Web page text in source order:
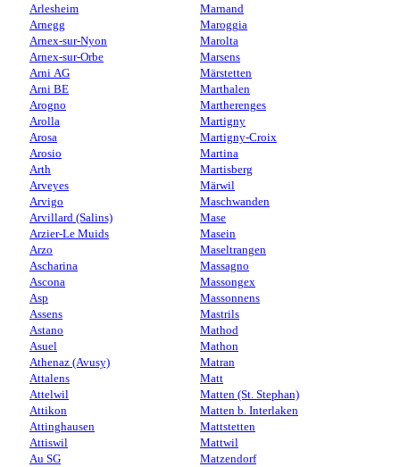
Arlesheim
Arnegg
Arnex-sur-Nyon
Arnex-sur-Orbe
Arni AG
Arni BE
Arogno
Arolla
Arosa
Arosio
Arth
Arveyes
Arvigo
Arvillard (Salins)
Arzier-Le Muids
Arzo
Ascharina
Ascona
Asp
Assens
Astano
Asuel
Athenaz (Avusy)
Attalens
Attelwil
Attikon
Attinghausen
Attiswil
Au SG
Marnand
Maroggia
Marolta
Marsens
Märstetten
Marthalen
Martherenges
Martigny
Martigny-Croix
Martina
Martisberg
Märwil
Maschwanden
Mase
Masein
Maseltrangen
Massagno
Massongex
Massonnens
Mastrils
Mathod
Mathon
Matran
Matt
Matten (St. Stephan)
Matten b. Interlaken
Mattstetten
Mattwil
Matzendorf